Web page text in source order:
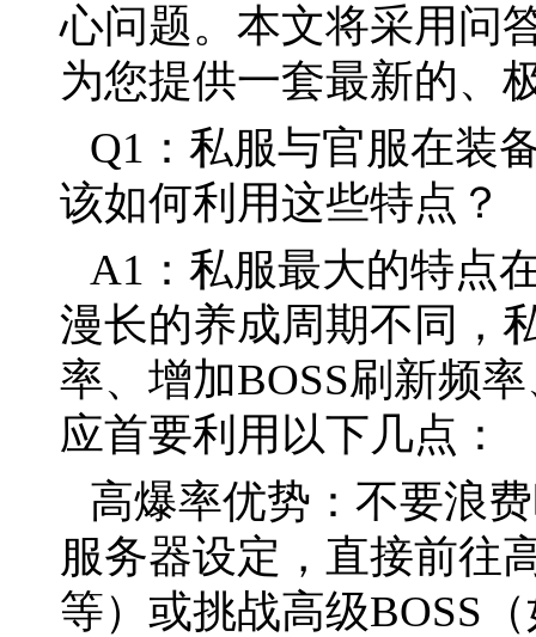
心问题。本文将采用问
为您提供一套最新的、
Q1：私服与官服在装
该如何利用这些特点？
A1：私服最大的特点
漫长的养成周期不同，
率、增加BOSS刷新频
应首要利用以下几点：
高爆率优势：不要浪
服务器设定，直接前往
等）或挑战高级BOSS